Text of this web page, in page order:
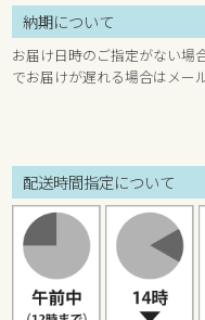
納期について
お届け日時のご指定がない場
でお届けが遅れる場合はメー
配送時間指定について